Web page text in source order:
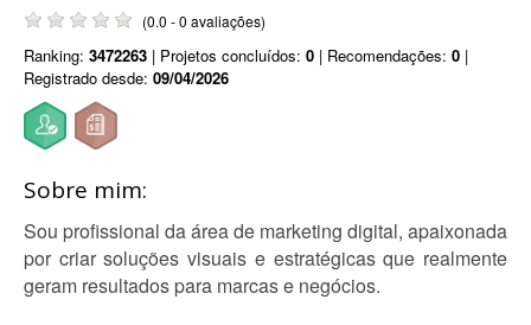
(0.0 - 0 avaliações)
Ranking: 3472263 | Projetos concluídos: 0 | Recomendações: 0 |
Registrado desde: 09/04/2026
Sobre mim:
Sou profissional da área de marketing digital, apaixonada
por criar soluções visuais e estratégicas que realmente
geram resultados para marcas e negócios.